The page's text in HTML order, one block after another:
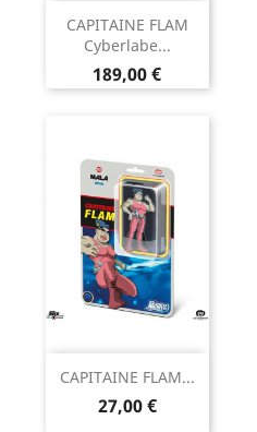
CAPITAINE FLAM
Cyberlabe...
Prix
189,00 €
CAPITAINE FLAM...
Prix
27,00 €